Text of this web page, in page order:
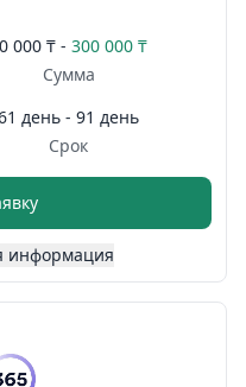
000 ₸ - 300 000 ₸
Сумма
день - 91 день
Срок
информация